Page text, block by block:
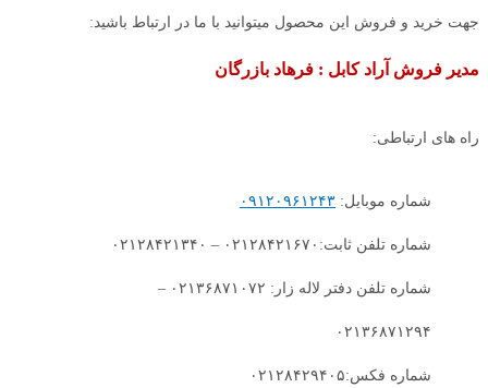
جهت خرید و فروش این محصول میتوانید با ما در ارتباط باشید:
مدیر فروش آراد کابل : فرهاد بازرگان
راه های ارتباطی:
شماره موبایل: ۰۹۱۲۰۹۶۱۲۴۳
شماره تلفن ثابت:۰۲۱۲۸۴۲۱۶۷۰ – ۰۲۱۲۸۴۲۱۳۴۰
شماره تلفن دفتر لاله زار: ۰۲۱۳۶۸۷۱۰۷۲ –
۰۲۱۳۶۸۷۱۲۹۴
شماره فکس:۰۲۱۲۸۴۲۹۴۰۵